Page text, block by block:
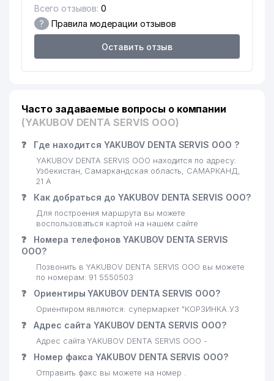
Всего отзывов: 0
? Правила модерации отзывов
Оставить отзыв
Часто задаваемые вопросы о компании
(YAKUBOV DENTA SERVIS ООО)
❓ Где находится YAKUBOV DENTA SERVIS ООО ?
YAKUBOV DENTA SERVIS ООО находится по адресу:
Узбекистан, Самаркандская область, САМАРКАНД,
21 А
❓ Как добраться до YAKUBOV DENTA SERVIS ООО?
Для построения маршрута вы можете
воспользоваться картой на нашем сайте
❓
Номера телефонов YAKUBOV DENTA SERVIS
ООО?
Позвонить в YAKUBOV DENTA SERVIS ООО вы можете
по номерам: 91 5550503
❓ Ориентиры YAKUBOV DENTA SERVIS ООО?
Ориентиром являются: супермаркет "КОРЗИНКА.УЗ
❓ Адрес сайта YAKUBOV DENTA SERVIS ООО?
Адрес сайта YAKUBOV DENTA SERVIS ООО -
❓ Номер факса YAKUBOV DENTA SERVIS ООО?
Отправить факс вы можете на номер .